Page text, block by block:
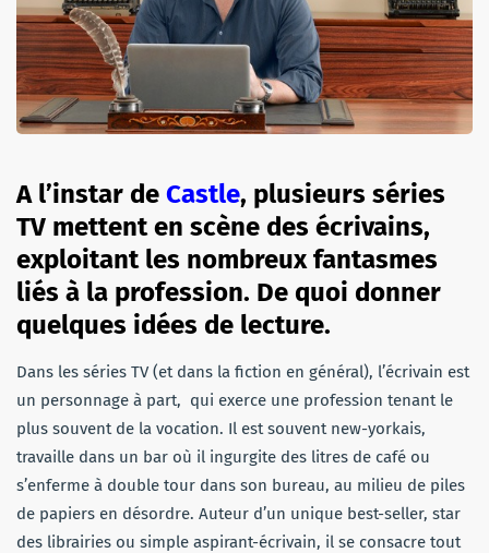
A l’instar de Castle, plusieurs séries
TV mettent en scène des écrivains,
exploitant les nombreux fantasmes
liés à la profession. De quoi donner
quelques idées de lecture.
Dans les séries TV (et dans la fiction en général), l’écrivain est
un personnage à part, qui exerce une profession tenant le
plus souvent de la vocation. Il est souvent new-yorkais,
travaille dans un bar où il ingurgite des litres de café ou
s’enferme à double tour dans son bureau, au milieu de piles
de papiers en désordre. Auteur d’un unique best-seller, star
des librairies ou simple aspirant-écrivain, il se consacre tout